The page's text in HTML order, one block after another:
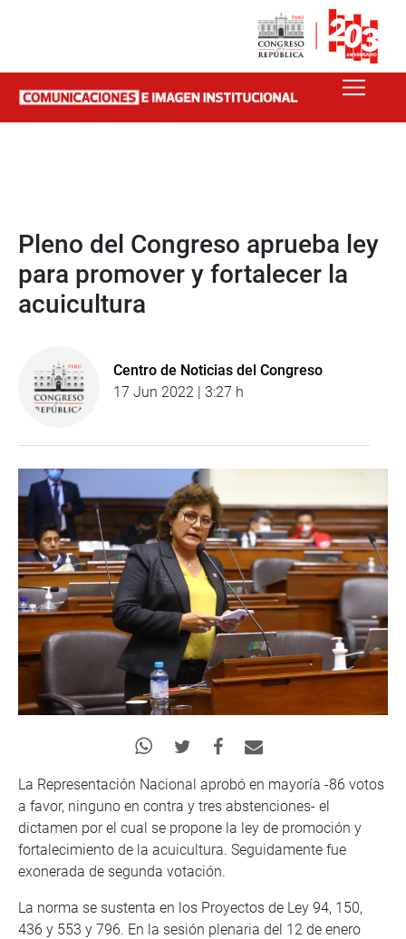
Pleno del Congreso aprueba ley
para promover y fortalecer la
acuicultura
Centro de Noticias del Congreso
17 Jun 2022 | 3:27 h
La Representación Nacional aprobó en mayoría -86 votos
a favor, ninguno en contra y tres abstenciones- el
dictamen por el cual se propone la ley de promoción y
fortalecimiento de la acuicultura. Seguidamente fue
exonerada de segunda votación.
La norma se sustenta en los Proyectos de Ley 94, 150,
436 y 553 y 796. En la sesión plenaria del 12 de enero